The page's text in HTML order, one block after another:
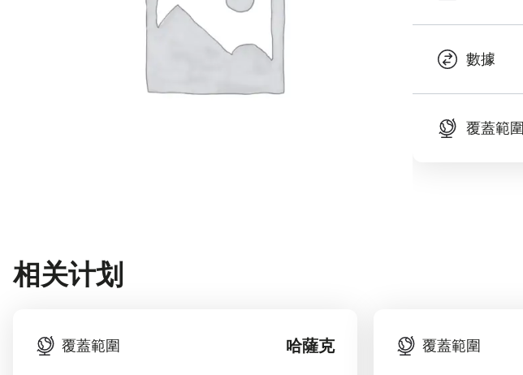
數據
覆蓋範圍
相关计划
覆蓋範圍 哈薩克 覆蓋範圍